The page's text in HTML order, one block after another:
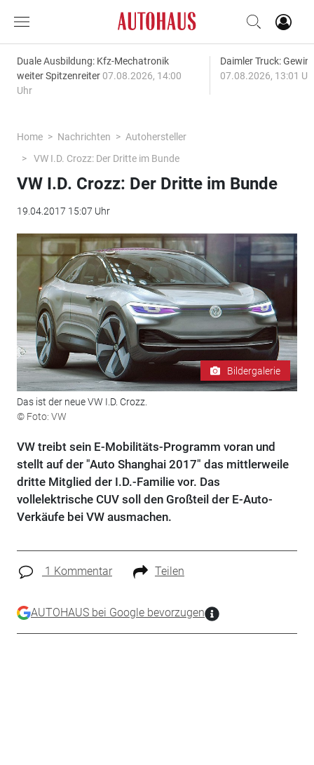
Duale Ausbildung: Kfz-Mechatronik
weiter Spitzenreiter 07.08.2026, 14:00
Uhr
Daimler Truck:
07.08.2026, 13:01
Home Nachrichten
Autohersteller
VW I.D. Crozz: Der Dritte im Bunde
VW I.D. Crozz: Der Dritte im Bunde
19.04.2017 15:07 Uhr
Bildergalerie
Das ist der neue VW I.D. Crozz.
© Foto: VW
VW treibt sein E-Mobilitäts-Programm voran und
stellt auf der "Auto Shanghai 2017" das mittlerweile
dritte Mitglied der I.D.-Familie vor. Das
vollelektrische CUV soll den Großteil der E-Auto-
Verkäufe bei VW ausmachen.
1 Kommentar Teilen
AUTOHAUS bei Google bevorzugen